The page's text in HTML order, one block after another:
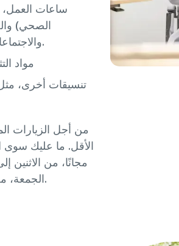
ساعات العمل،
الصحي)
والاجتماعات التوجيهية) 24 ساعة في اليوم، 7 أيام في الاسبوع.
مواد
تنسيقات أخرى،
الأقل. ما عليك سوى
الجمعة، من 8 صباحًا حتى 5:30 مساءً. لدينا موظفين يتحدثون لغتك.